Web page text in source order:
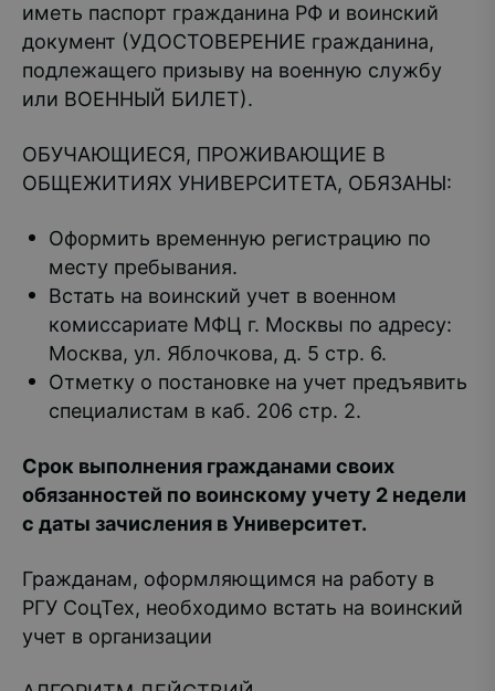
иметь паспорт гражданина РФ и воинский
документ (УДОСТОВЕРЕНИЕ гражданина,
подлежащего призыву на военную службу
или ВОЕННЫЙ БИЛЕТ).
ОБУЧАЮЩИЕСЯ, ПРОЖИВАЮЩИЕ В
ОБЩЕЖИТИЯХ УНИВЕРСИТЕТА, ОБЯЗАНЫ:
Оформить временную регистрацию по
месту пребывания.
Встать на воинский учет в военном
комиссариате МФЦ г. Москвы по адресу:
Москва, ул. Яблочкова, д. 5 стр. 6.
Отметку о постановке на учет предъявить
специалистам в каб. 206 стр. 2.
Срок выполнения гражданами своих
обязанностей по воинскому учету 2 недели
с даты зачисления в Университет.
Гражданам, оформляющимся на работу в
РГУ СоцТех, необходимо встать на воинский
учет в организации